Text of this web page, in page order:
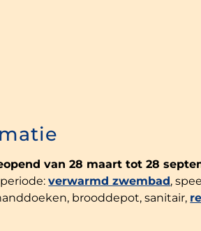
van 28 maart tot 28
verwarmd zwembad,
brooddepot, sanitair,